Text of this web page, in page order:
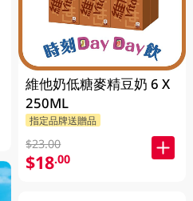
維他奶低糖麥精豆奶 6 X
250ML
指定品牌送贈品
$23.00
$18.00